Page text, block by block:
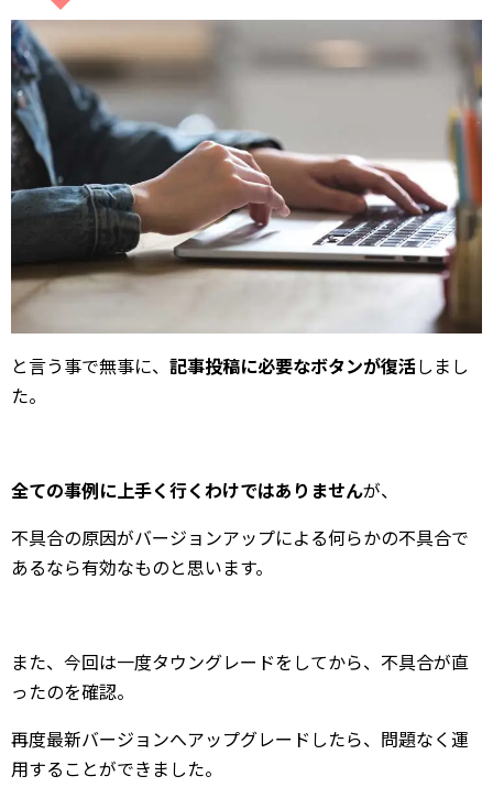
と言う事で無事に、 記事投稿に必要なボタンが復活しまし
た。
全ての事例に上手く行くわけではありませんが、
不具合の原因がバージョンアップによる何らかの不具合で
あるなら有効なものと思います。
また、今回は一度タウングレードをしてから、不具合が直
ったのを確認。
再度最新バージョンへアップグレードしたら、問題なく運
用することができました。